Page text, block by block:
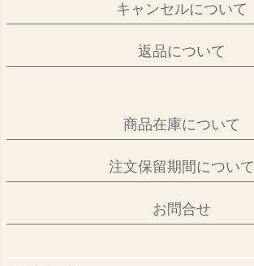
キャンセルについて
返品について
商品在庫について
注文保留期間について
お問合せ